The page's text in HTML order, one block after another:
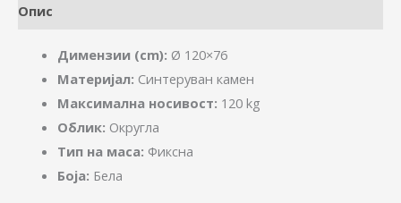
Опис
Димензии (cm): Ø 120×76
Материјал: Синтеруван камен
Максимална носивост: 120 kg
Облик: Округла
Тип на маса: Фиксна
Боја: Бела